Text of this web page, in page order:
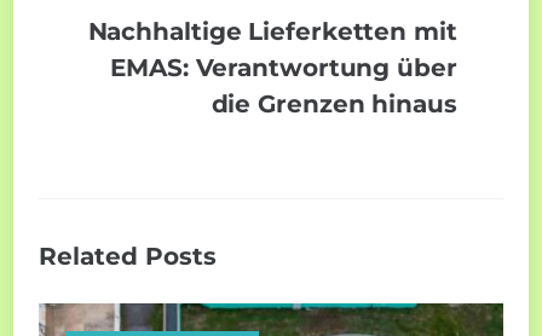
Nachhaltige Lieferketten mit
EMAS: Verantwortung über
die Grenzen hinaus
Related Posts